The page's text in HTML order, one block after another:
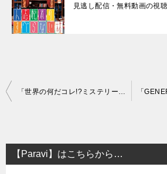
見逃し配信・無料動画の視
投
ビ
ゲ
「世界の何だコレ!?ミステリー」の動画の見逃し配信/再放送はある？
【Paravi】はこちらから…